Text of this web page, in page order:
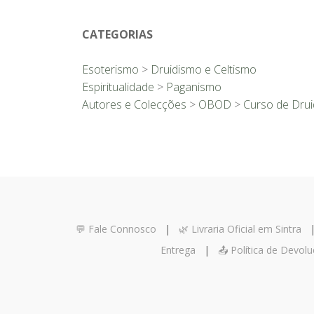
CATEGORIAS
Esoterismo > Druidismo e Celtismo
Espiritualidade > Paganismo
Autores e Colecções > OBOD > Curso de
💬 Fale Connosco | 🌿 Livraria Oficial em Sintra
Entrega | 📤 Política de